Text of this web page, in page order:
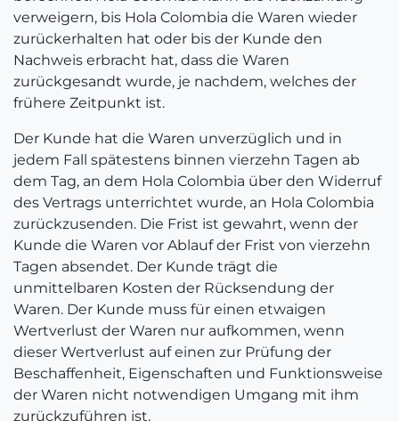
verweigern, bis Hola Colombia die Waren wieder
zurückerhalten hat oder bis der Kunde den
Nachweis erbracht hat, dass die Waren
zurückgesandt wurde, je nachdem, welches der
frühere Zeitpunkt ist.
Der Kunde hat die Waren unverzüglich und in
jedem Fall spätestens binnen vierzehn Tagen ab
dem Tag, an dem Hola Colombia über den Widerruf
des Vertrags unterrichtet wurde, an Hola Colombia
zurückzusenden. Die Frist ist gewahrt, wenn der
Kunde die Waren vor Ablauf der Frist von vierzehn
Tagen absendet. Der Kunde trägt die
unmittelbaren Kosten der Rücksendung der
Waren. Der Kunde muss für einen etwaigen
Wertverlust der Waren nur aufkommen, wenn
dieser Wertverlust auf einen zur Prüfung der
Beschaffenheit, Eigenschaften und Funktionsweise
der Waren nicht notwendigen Umgang mit ihm
zurückzuführen ist.